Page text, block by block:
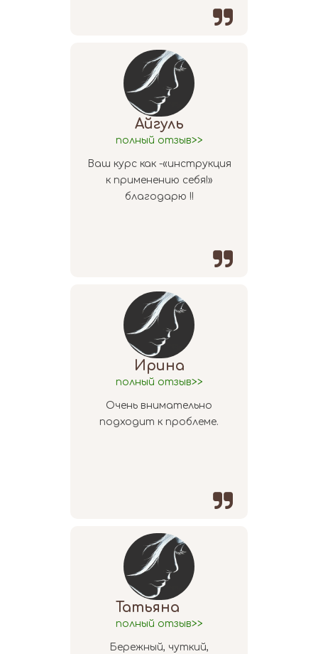

Айгуль
полный отзыв>>
Ваш курс как -«инструкция
к применению себя!»
благодарю !!

Ирина
полный отзыв>>
Очень внимательно
подходит к проблеме.

Татьяна
полный отзыв>>
Бережный, чуткий,